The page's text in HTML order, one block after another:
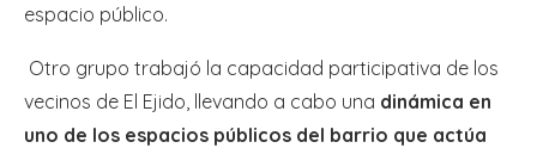
espacio público.
Otro grupo trabajó la capacidad participativa de los
vecinos de El Ejido, llevando a cabo una dinámica en
uno de los espacios públicos del barrio que actúa